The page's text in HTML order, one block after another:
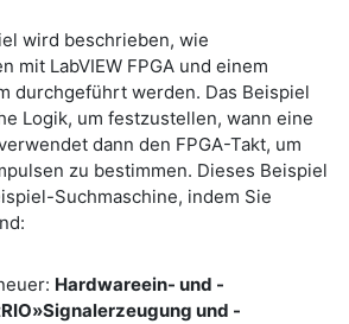
wird beschrieben, wie
mit LabVIEW FPGA und einem
durchgeführt werden. Das Beispiel
Logik, um festzustellen, wann eine
dann den FPGA-Takt, um
zu bestimmen. Dieses Beispiel
Suchmaschine, indem Sie
Hardwareein- und -
und -